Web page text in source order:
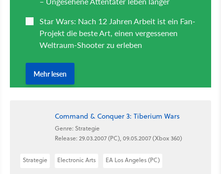
Command & Conquer 3: Tiberium Wars
Genre: Strategie
Release: 29.03.2007 (PC), 09.05.2007 (Xbox 360)
Strategie Electronic Arts EA Los Angeles (PC)